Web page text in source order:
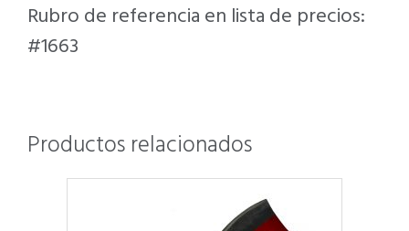
Rubro de referencia en lista de precios:
#1663
Productos relacionados